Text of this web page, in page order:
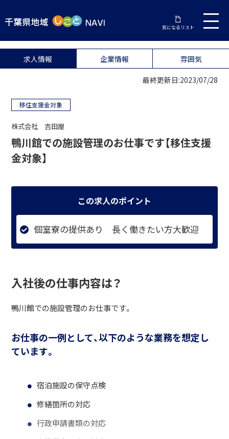
気になるリスト
求人情報 企業情報 雰囲気
最終更新日:2023/07/28
移住支援金対象
株式会社 吉田屋
鴨川館での施設管理のお仕事です【移住支援
金対象】
この求人のポイント
個室寮の提供あり 長く働きたい方大歓迎
入社後の仕事内容は？
鴨川館での施設管理のお仕事です。
お仕事の一例として、以下のような業務を想定し
ています。
宿泊施設の保守点検
修繕箇所の対応
行政申請書類の対応